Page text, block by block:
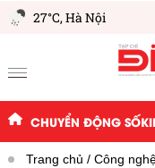
27°C,Hà Nội
CHUYỂN ĐỘNG SỐ
Trang chủ Công